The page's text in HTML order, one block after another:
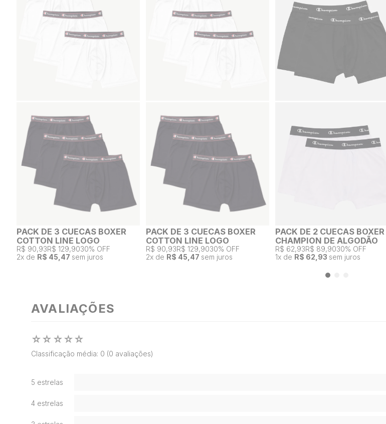
PACK DE 3 CUECAS BOXER
COTTON LINE LOGO
R$ 90,93R$ 129,9030% OFF
2x de R$ 45,47 sem juros
PACK DE 3 CUECAS BOXER
COTTON LINE LOGO
R$ 90,93R$ 129,9030% OFF
2x de R$ 45,47 sem juros
PACK DE 2 CUECAS BOXER
CHAMPION DE ALGODÃO
R$ 62,93R$ 89,9030% OFF
1x de R$ 62,93 sem juros
AVALIAÇÕES
☆☆ ☆☆☆
Classificação média: 0 (0 avaliações)
5 estrelas
4 estrelas